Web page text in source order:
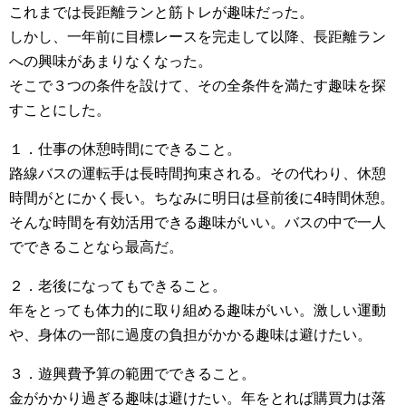
これまでは長距離ランと筋トレが趣味だった。
しかし、一年前に目標レースを完走して以降、長距離ラン
への興味があまりなくなった。
そこで３つの条件を設けて、その全条件を満たす趣味を探
すことにした。
１．仕事の休憩時間にできること。
路線バスの運転手は長時間拘束される。その代わり、休憩
時間がとにかく長い。ちなみに明日は昼前後に4時間休憩。
そんな時間を有効活用できる趣味がいい。バスの中で一人
でできることなら最高だ。
２．老後になってもできること。
年をとっても体力的に取り組める趣味がいい。激しい運動
や、身体の一部に過度の負担がかかる趣味は避けたい。
３．遊興費予算の範囲でできること。
金がかかり過ぎる趣味は避けたい。年をとれば購買力は落